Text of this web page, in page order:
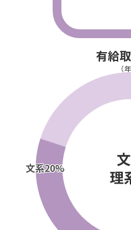
有給
（
理
文系20%